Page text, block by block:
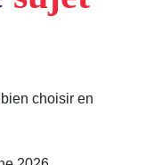
choisir en